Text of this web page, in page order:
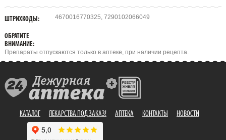
ШТРИХКОДЫ: 4670016770325, 7290102066049
ОБРАТИТЕ
ВНИМАНИЕ:
Препараты отпускаются только в аптеке, при наличии рецепта.
КАТАЛОГ ЛЕКАРСТВА ПОД ЗАКАЗ! АПТЕКА КОНТАКТЫ НОВОСТИ